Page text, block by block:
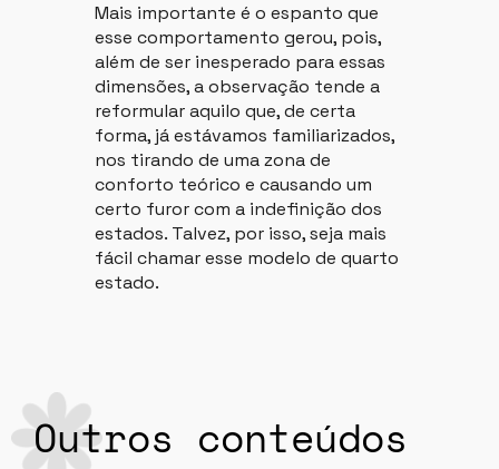
Mais importante é o espanto que
esse comportamento gerou, pois,
além de ser inesperado para essas
dimensões, a observação tende a
reformular aquilo que, de certa
forma, já estávamos familiarizados,
nos tirando de uma zona de
conforto teórico e causando um
certo furor com a indefinição dos
estados. Talvez, por isso, seja mais
fácil chamar esse modelo de quarto
estado.
Outros conteúdos